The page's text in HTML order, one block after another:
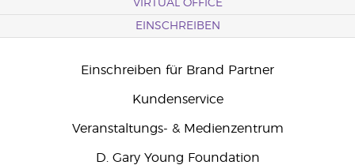
VIRTUAL OFFICE
EINSCHREIBEN
Einschreiben für Brand Partner
Kundenservice
Veranstaltungs- & Medienzentrum
D. Gary Young Foundation